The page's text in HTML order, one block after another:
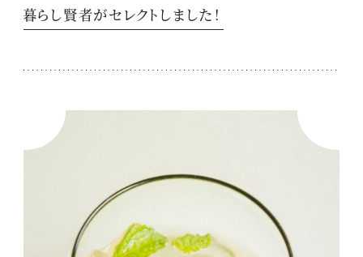
暮らし賢者がセレクトしました！